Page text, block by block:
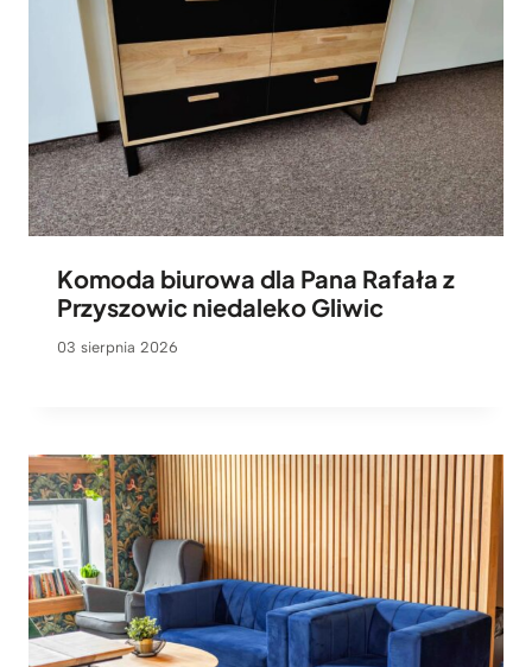
Komoda biurowa dla Pana Rafała z
Przyszowic niedaleko Gliwic
03 sierpnia 2026